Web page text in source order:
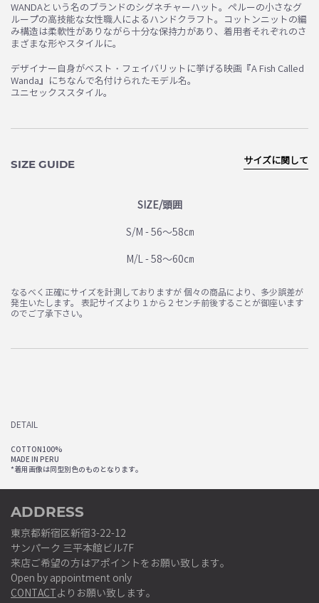
WANDAという名のブランドのシグネチャーハット。ペルーの小さなグ
ループの高技能な女性職人によるハンドクラフト。コットンニットの編
み構造は柔軟性がありながら十分な保持力があり、着用者それぞれのさ
まざまな形やスタイルに。
デザイナー自身がベスト・フェイバリットに挙げる映画『A Fish Called
Wanda』にちなんで名付けられたモデル名。
ユニセックススタイル。
SIZE GUIDE
SIZE/頭囲
S/M - 56～58㎝
M/L - 58～60㎝
サイズに関して
なるべく正確にサイズを計測しておりますが 個々の商品により、多少誤差が
発生いたします。 表記サイズより１から２センチ前後することが御座います
のでご了承下さい。
DETAIL
COTTON100%
MADE IN PERU
*着用画像は同型別色のものとなります。
ADDRESS
東京都新宿区新宿3-22-12
サンパーク 三平本館ビル7F
来店ご希望の方はアポイントをお願い致します。
Open by appointment only
CONTACTよりお願い致します。